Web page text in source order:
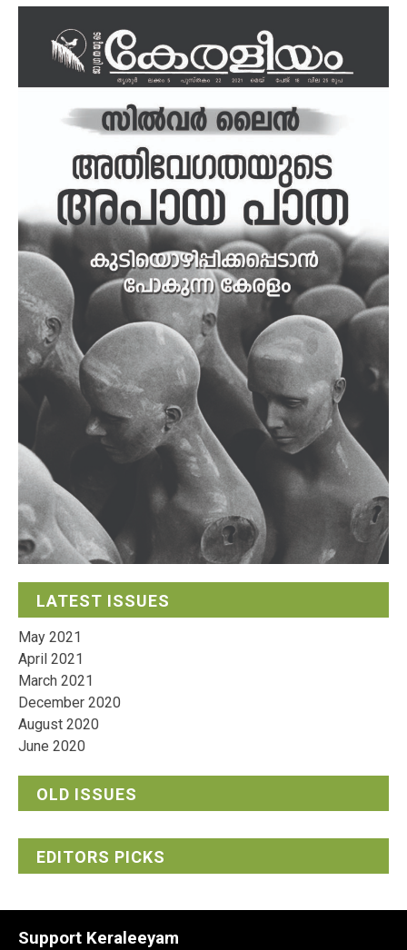
LATEST ISSUES
May 2021
April 2021
March 2021
December 2020
August 2020
June 2020
OLD ISSUES
EDITORS PICKS
Support Keraleeyam